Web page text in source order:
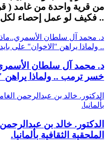
من قرية واحدة من غامد (
.. فكيف لو عمل إحصاء لكل الـ 300
د. محمد آل سلطان
.. ولماذا يراهن "الاخوان" على
د. محمد آل سلطان
خسر ترمب .. ولماذا يراهن
الدكتور. خالد بن عبدالرحمن
بألمانيا.
الدكتور. خالد بن
الملحقية الثقافية بألمانيا.